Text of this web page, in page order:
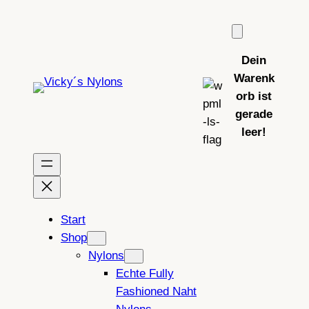
Dein
Warenk
orb ist
gerade
leer!
Start
Shop
Nylons
Echte Fully
Fashioned Naht